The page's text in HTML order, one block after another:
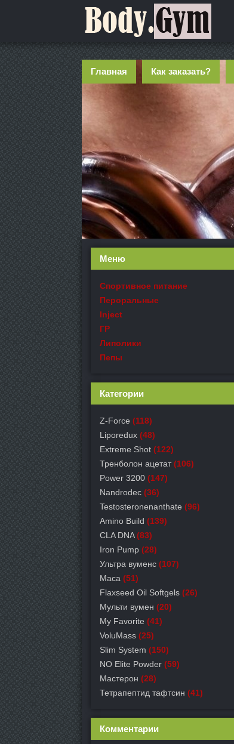
Главная Как заказать?
Меню
Спортивное питание
Пероральные
Inject
ГР
Липолики
Пепы
Категории
Z-Force (118)
Liporedux (48)
Extreme Shot (122)
Тренболон ацетат (106)
Power 3200 (147)
Nandrodec (36)
Testosteronenanthate (96)
Amino Build (139)
CLA DNA (83)
Iron Pump (28)
Ультра вуменс (107)
Maca (51)
Flaxseed Oil Softgels (26)
Мульти вумен (20)
My Favorite (41)
VoluMass (25)
Slim System (150)
NO Elite Powder (59)
Мастерон (28)
Тетрапептид тафтсин (41)
Комментарии